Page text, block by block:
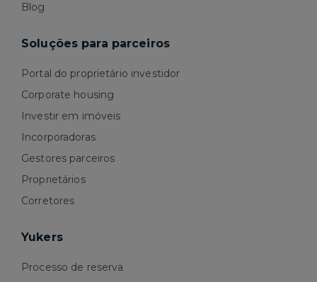
Blog
Soluções para parceiros
Portal do proprietário investidor
Corporate housing
Investir em imóveis
Incorporadoras
Gestores parceiros
Proprietários
Corretores
Yukers
Processo de reserva